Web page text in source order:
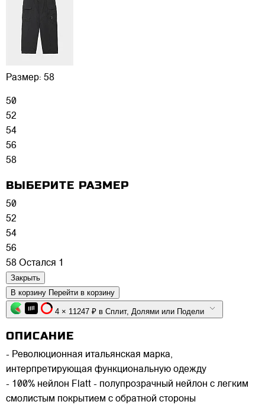
Размер: 58
50
52
54
56
58
ВЫБЕРИТЕ РАЗМЕР
50
52
54
56
58 Остался 1
Закрыть
В корзину Перейти в корзину
4 × 11247 ₽ в Сплит, Долями или Подели
ОПИСАНИЕ
- Революционная итальянская марка,
интерпретирующая функциональную одежду
- 100% нейлон Flatt - полупрозрачный нейлон с легким
смолистым покрытием с обратной стороны